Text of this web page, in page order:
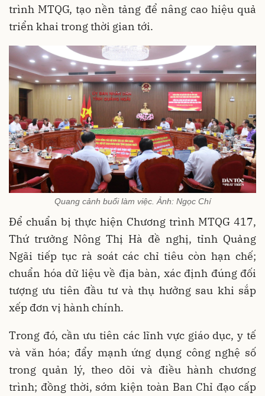
trình MTQG, tạo nền tảng để nâng cao hiệu quả
triển khai trong thời gian tới.
Quang cảnh buổi làm việc. Ảnh: Ngọc Chí
Để chuẩn bị thực hiện Chương trình MTQG 417,
Thứ trưởng Nông Thị Hà đề nghị, tỉnh Quảng
Ngãi tiếp tục rà soát các chỉ tiêu còn hạn chế;
chuẩn hóa dữ liệu về địa bàn, xác định đúng đối
tượng ưu tiên đầu tư và thụ hưởng sau khi sắp
xếp đơn vị hành chính.
Trong đó, cần ưu tiên các lĩnh vực giáo dục, y tế
và văn hóa; đẩy mạnh ứng dụng công nghệ số
trong quản lý, theo dõi và điều hành chương
trình; đồng thời, sớm kiện toàn Ban Chỉ đạo cấp